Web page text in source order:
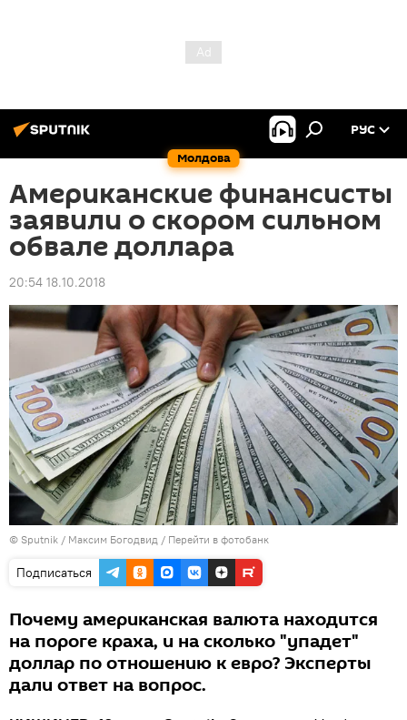
Молдова
РУС
Американские финансисты
заявили о скором сильном
обвале доллара
20:54 18.10.2018
© Sputnik / Максим Богодвид / Перейти в фотобанк
Подписаться
Почему американская валюта находится
на пороге краха, и на сколько "упадет"
доллар по отношению к евро? Эксперты
дали ответ на вопрос.